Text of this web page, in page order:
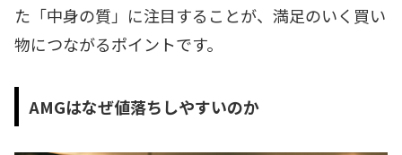
た「中身の質」に注目することが、満足のいく買い
物につながるポイントです。
AMGはなぜ値落ちしやすいのか